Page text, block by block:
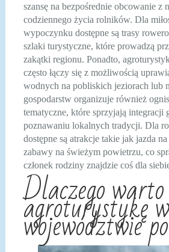
szansę na bezpośrednie obcowanie z
codziennego życia rolników. Dla
wypoczynku dostępne są trasy
szlaki turystyczne, które prowadzą
zakątki regionu. Ponadto,
często łączy się z możliwością
wodnych na pobliskich jeziorach lub
gospodarstw organizuje również
tematyczne, które sprzyjają integracji
poznawaniu lokalnych tradycji. Dla
dostępne są atrakcje takie jak jazda
zabawy na świeżym powietrzu, co
członek rodziny znajdzie coś dla
Dlaczego
agroturystykę w
województwie